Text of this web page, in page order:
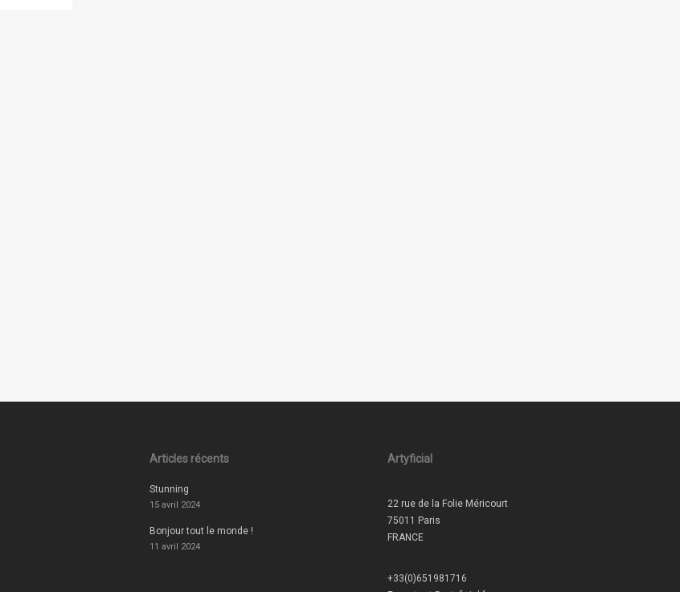
Articles récents
Stunning
15 avril 2024
Bonjour tout le monde !
11 avril 2024
Artyficial
22 rue de la Folie Méricourt
75011 Paris
FRANCE
+33(0)651981716